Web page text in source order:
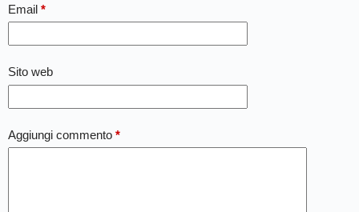
Email *
Sito web
Aggiungi commento *